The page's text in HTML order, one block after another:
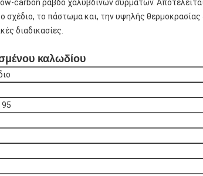
carbon ράβδο χαλύβδινων συρμάτων.
το πάστωμα και, την υψηλής θερμοκρασίας
διαδικασίες.
καλωδίου